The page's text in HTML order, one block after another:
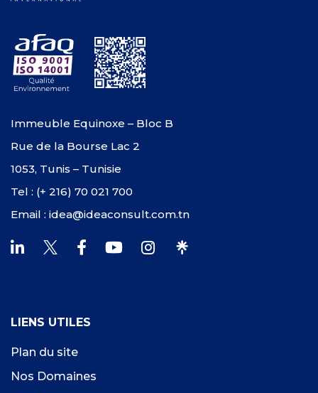
Immeuble Equinoxe – Bloc B
Rue de la Bourse Lac 2
1053, Tunis – Tunisie
Tel : (+ 216) 70 021 700
Email : idea@ideaconsult.com.tn
LIENS UTILES
Plan du site
Nos Domaines